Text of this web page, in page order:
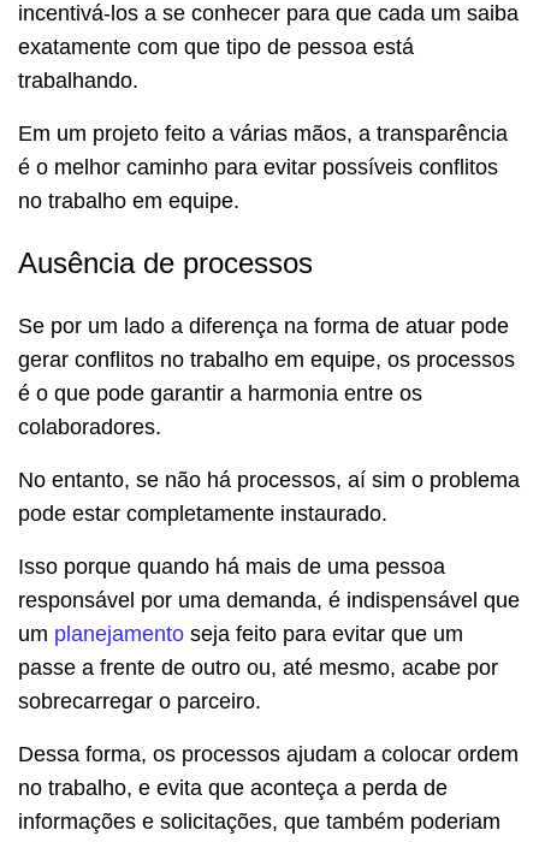
incentivá-los a se conhecer para que cada um saiba
exatamente com que tipo de pessoa está
trabalhando.
Em um projeto feito a várias mãos, a transparência
é o melhor caminho para evitar possíveis conflitos
no trabalho em equipe.
Ausência de processos
Se por um lado a diferença na forma de atuar pode
gerar conflitos no trabalho em equipe, os processos
é o que pode garantir a harmonia entre os
colaboradores.
No entanto, se não há processos, aí sim o problema
pode estar completamente instaurado.
Isso porque quando há mais de uma pessoa
responsável por uma demanda, é indispensável que
um planejamento seja feito para evitar que um
passe a frente de outro ou, até mesmo, acabe por
sobrecarregar o parceiro.
Dessa forma, os processos ajudam a colocar ordem
no trabalho, e evita que aconteça a perda de
informações e solicitações, que também poderiam